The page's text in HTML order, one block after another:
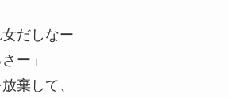
女だしなー
ー」
棄して、